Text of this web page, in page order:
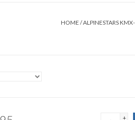
HOME /ALPINESTARS
+